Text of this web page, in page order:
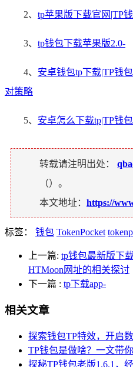
2、 tp苹果版下载官网|TP
3、 tp钱包下载苹果版2.0-
4、 安卓钱包tp下载|TP钱
对策略
5、 安卓怎么下载tp|TP钱
转载请注明出处：
（）。
本文地址： https://
标签： 钱包 TokenPocket
上一篇: tp钱包最新版下
HTMoon网址的相关探讨
下一篇 : tp下载app-
相关文章
探索钱包TP特效，开启
TP钱包是做啥？一文带
探秘TP钱包老版1.6.1，